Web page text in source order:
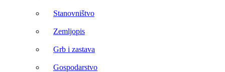
Stanovništvo
Zemljopis
Grb i zastava
Gospodarstvo